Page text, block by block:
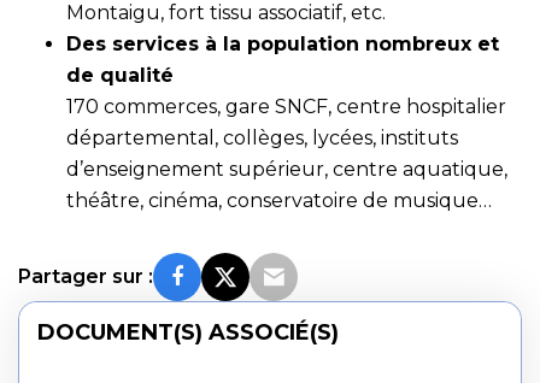
Montaigu, fort tissu associatif, etc.
Des services à la population nombreux et
de qualité
170 commerces, gare SNCF, centre hospitalier
départemental, collèges, lycées, instituts
d’enseignement supérieur, centre aquatique,
théâtre, cinéma, conservatoire de musique…
Partager sur :
DOCUMENT(S) ASSOCIÉ(S)